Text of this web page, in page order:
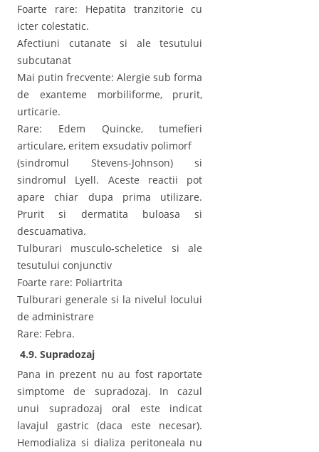
Foarte rare: Hepatita tranzitorie cu
icter colestatic.
Afectiuni cutanate si ale tesutului
subcutanat
Mai putin frecvente: Alergie sub forma
de exanteme morbiliforme, prurit,
urticarie.
Rare: Edem Quincke, tumefieri
articulare, eritem exsudativ polimorf
(sindromul Stevens-Johnson) si
sindromul Lyell. Aceste reactii pot
apare chiar dupa prima utilizare.
Prurit si dermatita buloasa si
descuamativa.
Tulburari musculo-scheletice si ale
tesutului conjunctiv
Foarte rare: Poliartrita
Tulburari generale si la nivelul locului
de administrare
Rare: Febra.
4.9. Supradozaj
Pana in prezent nu au fost raportate
simptome de supradozaj. In cazul
unui supradozaj oral este indicat
lavajul gastric (daca este necesar).
Hemodializa si dializa peritoneala nu